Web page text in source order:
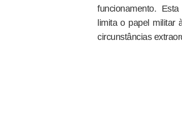
funcionamento.
limita o papel militar
circunstâncias